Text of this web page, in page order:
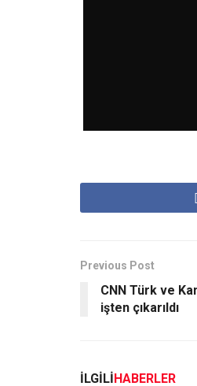
Previous Post
CNN Türk ve
işten çıkarıldı
İLGİLİHABERLER